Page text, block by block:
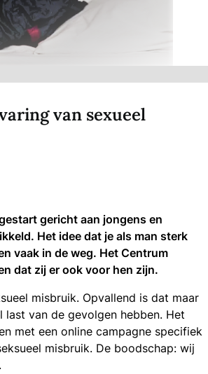
van sexueel
gericht aan jongens en
Het idee dat je als man sterk
vaak in de weg. Het Centrum
dat zij er ook voor hen zijn.
misbruik. Opvallend is dat maar
van de gevolgen hebben. Het
met een online campagne specifiek
misbruik. De boodschap: wij